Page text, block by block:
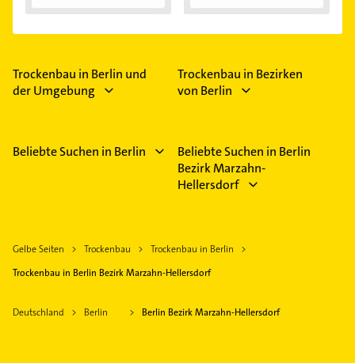
Trockenbau in Berlin und
der Umgebung
Trockenbau in Bezirken
von Berlin
Beliebte Suchen in Berlin
Beliebte Suchen in Berlin
Bezirk Marzahn-
Hellersdorf
Gelbe Seiten Trockenbau
Trockenbau in Berlin
Trockenbau in Berlin Bezirk Marzahn-Hellersdorf
Deutschland Berlin Berlin Bezirk Marzahn-Hellersdorf